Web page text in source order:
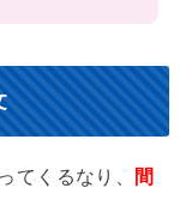
てくるなり、 間